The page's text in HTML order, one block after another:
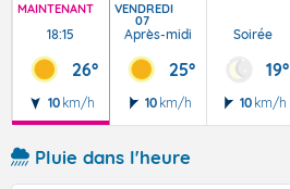
MAINTENANT
18:15
26°
10 km/h
VENDREDI
07
Après-midi
25°
10 km/h
Soirée
19°
10 km/h
Pluie dans l'heure